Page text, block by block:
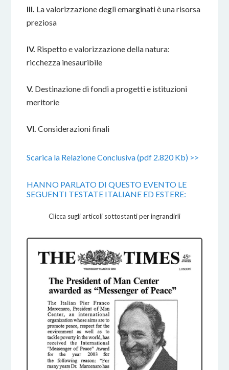
III. La valorizzazione degli emarginati è una risorsa
preziosa
IV. Rispetto e valorizzazione della natura:
ricchezza inesauribile
V. Destinazione di fondi a progetti e istituzioni
meritorie
VI. Considerazioni finali
Scarica la Relazione Conclusiva (pdf 2.820 Kb) >>
HANNO PARLATO DI QUESTO EVENTO LE
SEGUENTI TESTATE ITALIANE ED ESTERE:
Clicca sugli articoli sottostanti per ingrandirli